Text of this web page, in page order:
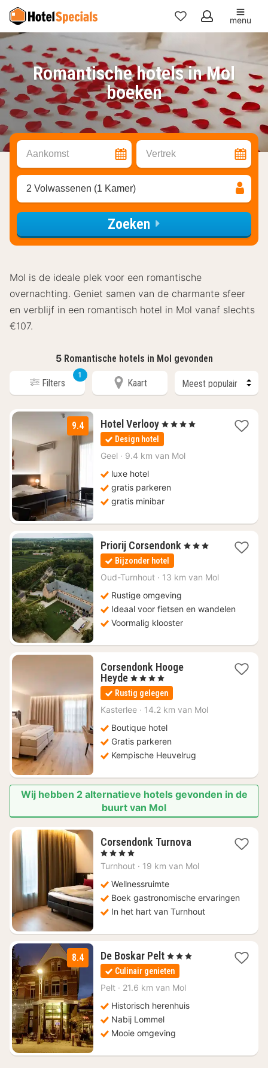
Mijn
favorieten
menu
Romantische hotels in Mol
boeken
Aankomst Vertrek
2 Volwassenen (1 Kamer)
Zoeken
Mol is de ideale plek voor een romantische
overnachting. Geniet samen van de charmante sfeer
en verblijf in een romantisch hotel in Mol vanaf slechts
€107.
5 Romantische hotels in Mol gevonden
Filters
1
Kaart
9.4 Hotel Verlooy1
nacht
vanaf
€
, 4 Sterren
Design hotel
Geel · 9.4 km van Mol
luxe hotel
gratis parkeren
gratis minibar
Priorij Corsendonk 1
€
, 3 Sterren
Bijzonder hotel
Oud-Turnhout · 13 km van Mol
Rustige omgeving
Ideaal voor fietsen en wandelen
Voormalig klooster
Corsendonk Hooge
Heyde1
nacht
vanaf
€
, 4 Sterren
Rustig gelegen
Kasterlee · 14.2 km van Mol
Boutique hotel
Gratis parkeren
Kempische Heuvelrug
Wij hebben 2 alternatieve hotels gevonden in de
buurt van Mol
Corsendonk Turnova1
vanaf
, 4 Sterren
Turnhout · 19 km van Mol
Wellnessruimte
Boek gastronomische ervaringen
In het hart van Turnhout
8.4 De Boskar Pelt1
nacht
vanaf
€
, 3 Sterren
Culinair genieten
Pelt · 21.6 km van Mol
Historisch herenhuis
Nabij Lommel
Mooie omgeving